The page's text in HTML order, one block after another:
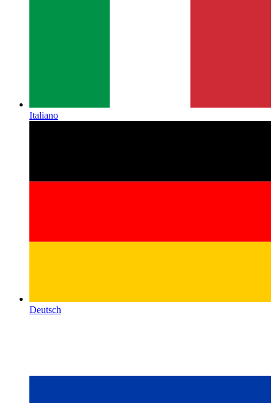
Italiano
Deutsch